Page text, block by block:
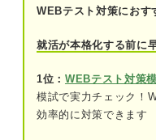
公務員試験「
問題1
問題2
問題3
WEBテスト対策におす
就活が本格化する前に
1位： WEBテスト対策
模試で実力チェック！
効率的に対策できます